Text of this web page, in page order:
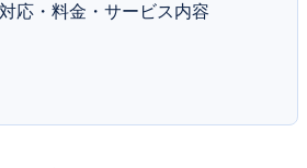
応・料金・サービス内容